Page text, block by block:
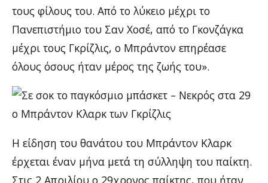
τους φίλους του. Από το λύκειο μέχρι το
Πανεπιστήμιο του Σαν Χοσέ, από το Γκονζάγκα
μέχρι τους Γκρίζλις, ο Μπράντον επηρέασε
όλους όσους ήταν μέρος της ζωής του».
Η είδηση του θανάτου του Μπράντον Κλαρκ
έρχεται έναν μήνα μετά τη σύλληψη του παίκτη.
Στις 2 Απριλίου ο 29χρονος παίκτης, που ήταν